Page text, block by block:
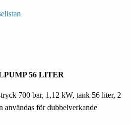
56 LITER
700 bar, 1,12 kW, tank 56 liter, 2
användas för dubbelverkande